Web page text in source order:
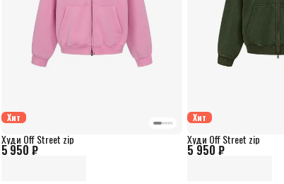
Хит
5 950 ₽
Худи Off Street zip
Хит
5 950 ₽
Худи Off Street zip